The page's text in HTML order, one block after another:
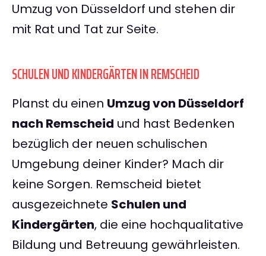
Umzug von Düsseldorf und stehen dir
mit Rat und Tat zur Seite.
SCHULEN UND KINDERGÄRTEN IN REMSCHEID
Planst du einen Umzug von Düsseldorf
nach Remscheid und hast Bedenken
bezüglich der neuen schulischen
Umgebung deiner Kinder? Mach dir
keine Sorgen. Remscheid bietet
ausgezeichnete Schulen und
Kindergärten, die eine hochqualitative
Bildung und Betreuung gewährleisten.